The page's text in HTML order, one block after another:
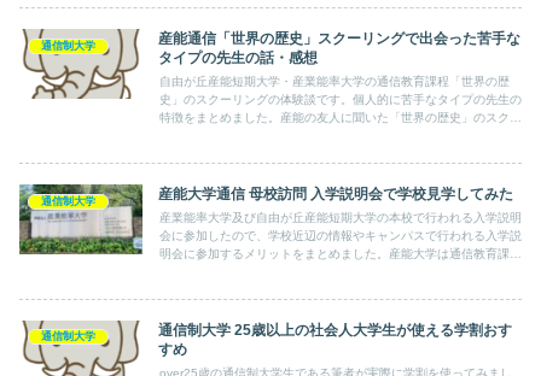
通信制大学
産能通信「世界の歴史」スクーリングで出会った苦手な
タイプの先生の話・感想
自由が丘産能短期大学・産業能率大学の通信教育課程「世界の歴
史」のスクーリングの体験談です。個人的に苦手なタイプの先生の
特徴をまとめました。産能の友人に聞いた「世界の歴史」のスクー
通信制大学 産能大学通信 母校訪問 入学説明会で学校見学してみた
産業能率大学及び自由が丘産能短期大学の本校で行われる入学説明
会に参加したので、学校近辺の情報やキャンパスで行われる入学説
明会に参加するメリットをまとめました。産能大学は通信教育課程
通信制大学
通信制大学 25歳以上の社会人大学生が使える学割おす
すめ
over25歳の通信制大学生である筆者が実際に学割を使ってみまし